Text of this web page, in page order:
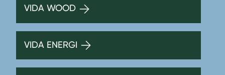
VIDA WOOD
VIDA ENERGI